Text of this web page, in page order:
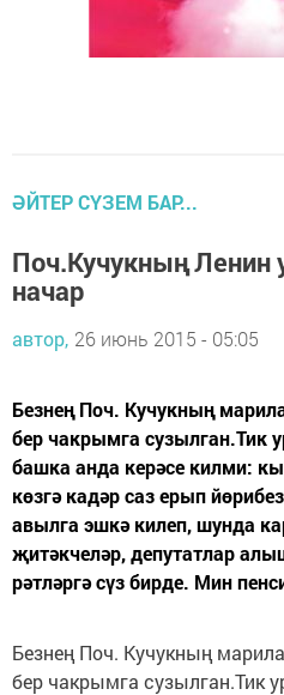
ӘЙТЕР СҮЗЕМ БАР...
Поч.Кучукның
начар
автор, 26 июнь 2015 - 05:05
Безнең Поч. Кучукның
бер чакрымга сузылган.Тик
башка анда керәсе килми:
көзгә кадәр саз ерып
авылга эшкә килеп, шунда
җитәкчеләр, депутатлар
рәтләргә сүз бирде. Мин
Безнең Поч. Кучукның
бер чакрымга сузылган.Тик